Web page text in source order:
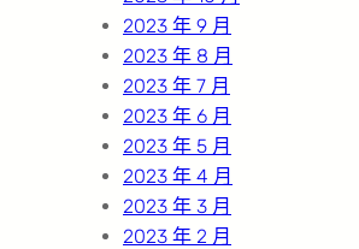
2023 年 9 月
2023 年 8 月
2023 年 7 月
2023 年 6 月
2023 年 5 月
2023 年 4 月
2023 年 3 月
2023 年 2 月